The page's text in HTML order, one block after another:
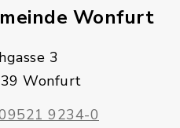
Wonfurt
3
Wonfurt
9234-0